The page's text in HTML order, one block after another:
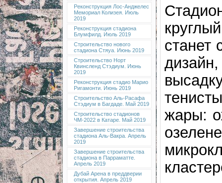
Реконструкция Лос-Анджелес
Мемориал Колизея. Июль
2019
Реконструкция стадиона
Блумфилд. Июль 2019
Строительство нового
стадиона Стяуа. Июнь 2019
Строительство Норт
Квинсленд Стэдиум. Июнь
2019
Реконструкция стадио Марио
Ригамонти. Июнь 2019
Строительство Аль-Расафа
Стэдиум в Багдаде. Май 2019
Строительство стадионов
ЧМ-2022 в Катаре. Май 2019
Завершение строительства
стадиона Аль-Вакра. Апрель
2019
Завершение строительства
стадиона в Парраматте.
Апрель 2019
Дубай Арена в преддверии
открытия. Апрель 2019
станет
жары: